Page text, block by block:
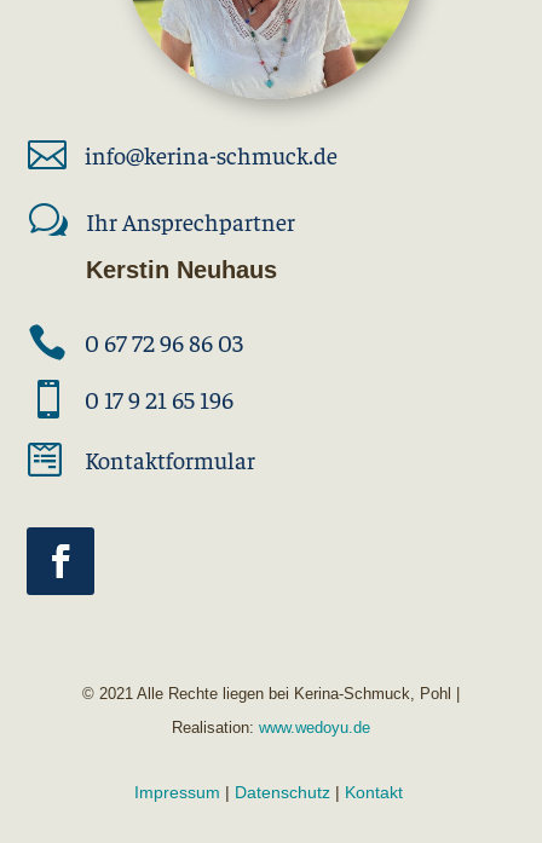
 info@kerina-schmuck.de
w Ihr Ansprechpartner
Kerstin Neuhaus
 0 67 72 96 86 03
 0 17 9 21 65 196
 Kontaktformular
© 2021 Alle Rechte liegen bei Kerina-Schmuck, Pohl |
Realisation: www.wedoyu.de
Impressum | Datenschutz| Kontakt